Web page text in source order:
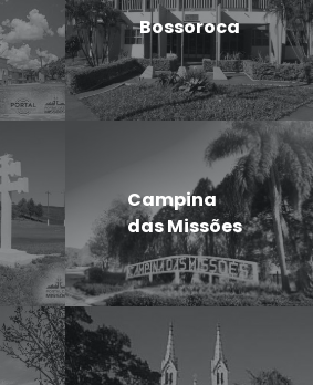
Bossoroca
Campina
das Missões